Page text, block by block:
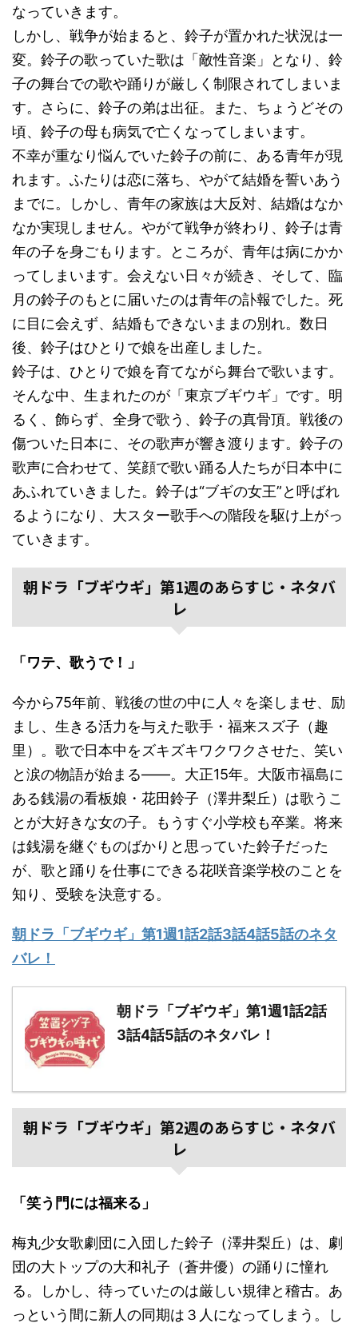
なっていきます。
しかし、戦争が始まると、鈴子が置かれた状況は一
変。鈴子の歌っていた歌は「敵性音楽」となり、鈴
子の舞台での歌や踊りが厳しく制限されてしまいま
す。さらに、鈴子の弟は出征。また、ちょうどその
頃、鈴子の母も病気で亡くなってしまいます。
不幸が重なり悩んでいた鈴子の前に、ある青年が現
れます。ふたりは恋に落ち、やがて結婚を誓いあう
までに。しかし、青年の家族は大反対、結婚はなか
なか実現しません。やがて戦争が終わり、鈴子は青
年の子を身ごもります。ところが、青年は病にかか
ってしまいます。会えない日々が続き、そして、臨
月の鈴子のもとに届いたのは青年の訃報でした。死
に目に会えず、結婚もできないままの別れ。数日
後、鈴子はひとりで娘を出産しました。
鈴子は、ひとりで娘を育てながら舞台で歌います。
そんな中、生まれたのが「東京ブギウギ」です。明
るく、飾らず、全身で歌う、鈴子の真骨頂。戦後の
傷ついた日本に、その歌声が響き渡ります。鈴子の
歌声に合わせて、笑顔で歌い踊る人たちが日本中に
あふれていきました。鈴子は“ブギの女王”と呼ばれ
るようになり、大スター歌手への階段を駆け上がっ
ていきます。
朝ドラ「ブギウギ」第1週のあらすじ・ネタバ
レ
「ワテ、歌うで！」
今から75年前、戦後の世の中に人々を楽しませ、励
まし、生きる活力を与えた歌手・福来スズ子（趣
里）。歌で日本中をズキズキワクワクさせた、笑い
と涙の物語が始まる――。大正15年。大阪市福島に
ある銭湯の看板娘・花田鈴子（澤井梨丘）は歌うこ
とが大好きな女の子。もうすぐ小学校も卒業。将来
は銭湯を継ぐものばかりと思っていた鈴子だった
が、歌と踊りを仕事にできる花咲音楽学校のことを
知り、受験を決意する。
朝ドラ「ブギウギ」第1週1話2話3話4話5話のネタ
バレ！
朝ドラ「ブギウギ」第1週1話2話
3話4話5話のネタバレ！
朝ドラ「ブギウギ」第2週のあらすじ・ネタバ
レ
「笑う門には福来る」
梅丸少女歌劇団に入団した鈴子（澤井梨丘）は、劇
団の大トップの大和礼子（蒼井優）の踊りに憧れ
る。しかし、待っていたのは厳しい規律と稽古。あ
っという間に新人の同期は３人になってしまう。し